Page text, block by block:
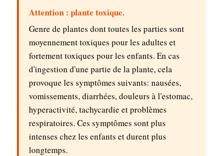
Attention : plante toxique.
Genre de plantes dont toutes les parties sont
moyennement toxiques pour les adultes et
fortement toxiques pour les enfants. En cas
d'ingestion d'une partie de la plante, cela
provoque les symptômes suivants: nausées,
vomissements, diarrhées, douleurs à l'estomac,
hyperactivité, tachycardie et problèmes
respiratoires. Ces symptômes sont plus
intenses chez les enfants et durent plus
longtemps.